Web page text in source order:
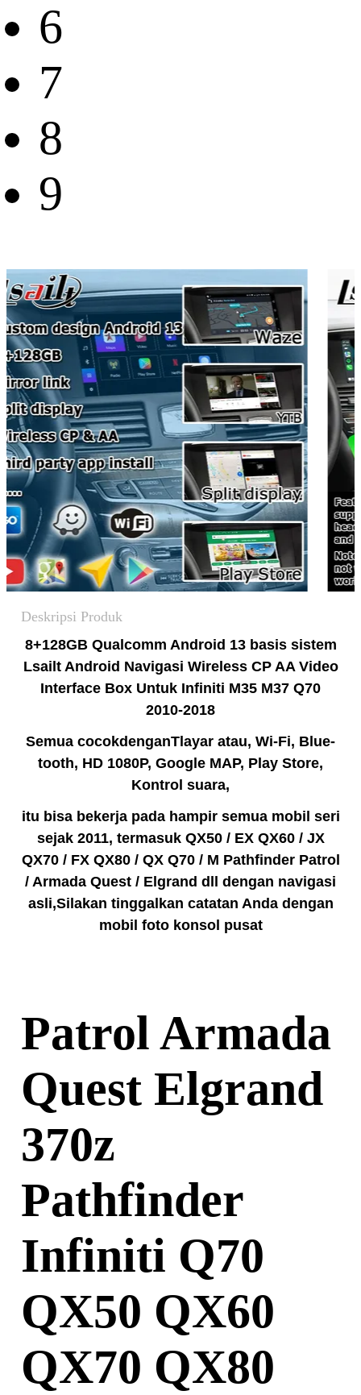
6
7
8
9
Deskripsi Produk
8+128GB Qualcomm Android 13 basis sistem
Lsailt Android Navigasi Wireless CP AA Video
Interface Box Untuk Infiniti M35 M37 Q70
2010-2018
Semua cocokdenganT layar atau, Wi-Fi, Blue-
tooth, HD 1080P, Google MAP, Play Store,
Kontrol suara,
itu bisa bekerja pada hampir semua mobil seri
sejak 2011, termasuk QX50 / EX QX60 / JX
QX70 / FX QX80 / QX Q70 / M Pathfinder Patrol
/ Armada Quest / Elgrand dll dengan navigasi
asli,Silakan tinggalkan catatan Anda dengan
mobil foto konsol pusat
Patrol Armada
Quest Elgrand
370z
Pathfinder
Infiniti Q70
QX50 QX60
QX70 QX80